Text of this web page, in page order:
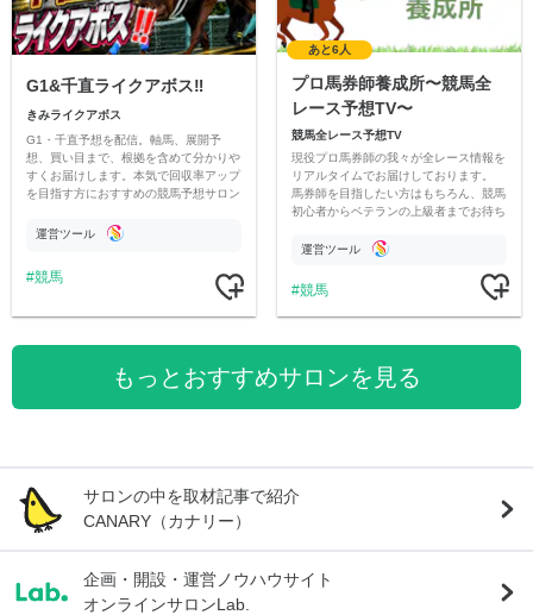
G1&千直ライクアボス‼️
きみライクアボス
G1・千直予想を配信。軸馬、展開予
想、買い目まで、根拠を含めて分かりや
すくお届けします。本気で回収率アップ
を目指す方におすすめの競馬予想サロン
運営ツール
競馬
あと6人
プロ馬券師養成所〜競馬全
レース予想TV〜
競馬全レース予想TV
現役プロ馬券師の我々が全レース情報を
リアルタイムでお届けしております。
馬券師を目指したい方はもちろん、競馬
初心者からベテランの上級者までお待ち
運営ツール
競馬
もっとおすすめサロンを見る
サロンの中を取材記事で紹介
CANARY（カナリー）
企画・開設・運営ノウハウサイト
オンラインサロンLab.